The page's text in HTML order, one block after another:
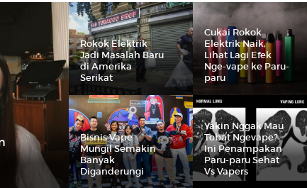
Rokok Elektrik
Jadi Masalah Baru
di Amerika
Serikat
Cukai Rokok
Elektrik Naik,
Lihat Lagi Efek
Nge-vape ke Paru-
paru
Bisnis Vape
Mungil Semakin
Banyak
Diganderungi
Yakin Nggak Mau
Tobat Ngevape?
Ini Penampakan
Paru-paru Sehat
Vs Vapers